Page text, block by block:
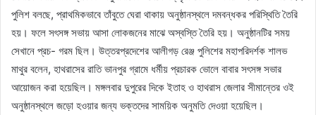
পুলিশ বলছে, প্রাথমিকভাবে তাঁবুতে ঘেরা থাকায় অনুষ্ঠানস্থলে দমবন্ধকর পরিস্থিতি তৈরি
হয়। ফলে সৎসঙ্গ সভায় আসা লোকজনের মাঝে অস্বস্তি তৈরি হয়। অনুষ্ঠানটির সময়
সেখানে প্রচ- গরম ছিল। উত্তরপ্রদেশের আলীগড় রেঞ্জ পুলিশের মহাপরিদর্শক শালভ
মাথুর বলেন, হাথরাসের রাতি ভানপুর গ্রামে ধর্মীয় প্রচারক ভোলে বাবার সৎসঙ্গ সভার
আয়োজন করা হয়েছিল। মঙ্গলবার দুপুরের দিকে ইতাহ ও হাথরাস জেলার সীমান্তের ওই
অনুষ্ঠানস্থলে জড়ো হওয়ার জন্য ভক্তদের সাময়িক অনুমতি দেওয়া হয়েছিল।